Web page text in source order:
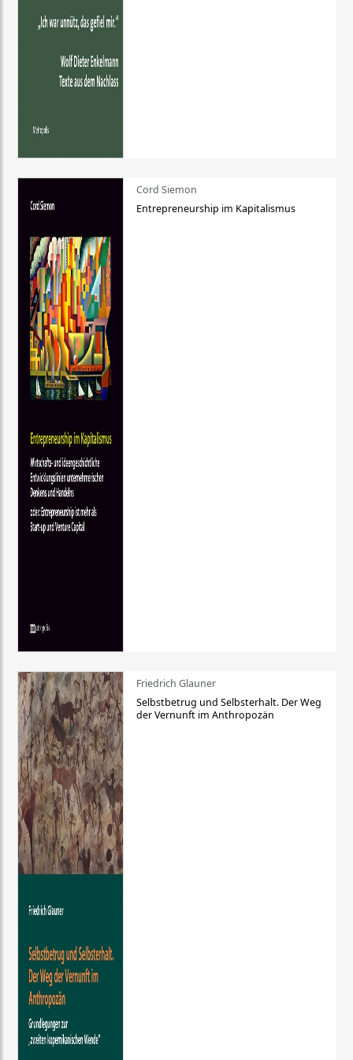
Cord Siemon
Entrepreneurship im Kapitalismus
Friedrich Glauner
Selbstbetrug und Selbsterhalt. Der Weg
der Vernunft im Anthropozän